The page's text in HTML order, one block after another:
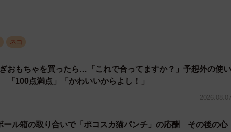
ネコ
おもちゃを買ったら…「これで合ってますか？」予想外の使い
100点満点」「かわいいからよし！」
2026.08.07
ール箱の取り合いで「ポコスカ猫パンチ」の応酬 その後の心